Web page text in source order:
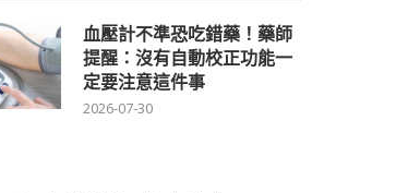
血壓計不準恐吃錯藥！藥師
提醒：沒有自動校正功能一
定要注意這件事
2026-07-30